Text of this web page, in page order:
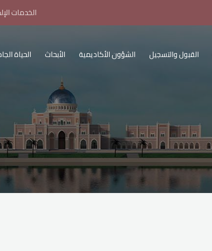
الخدمات
القبول والتسجيل الشؤون الأكاديمية الأبحاث الحياة